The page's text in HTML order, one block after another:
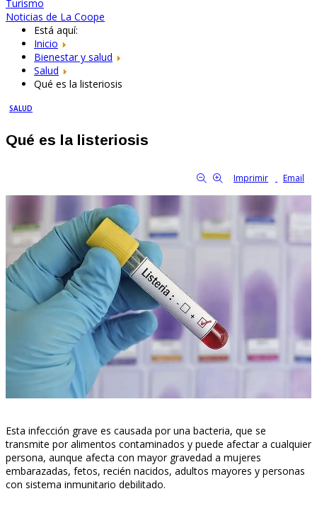
Turismo
Noticias de La Coope
Está aquí:
Inicio
Bienestar y salud
Salud
Qué es la listeriosis
SALUD
Qué es la listeriosis
Imprimir Email
Esta infección grave es causada por una bacteria, que se
transmite por alimentos contaminados y puede afectar a cualquier
persona, aunque afecta con mayor gravedad a mujeres
embarazadas, fetos, recién nacidos, adultos mayores y personas
con sistema inmunitario debilitado.